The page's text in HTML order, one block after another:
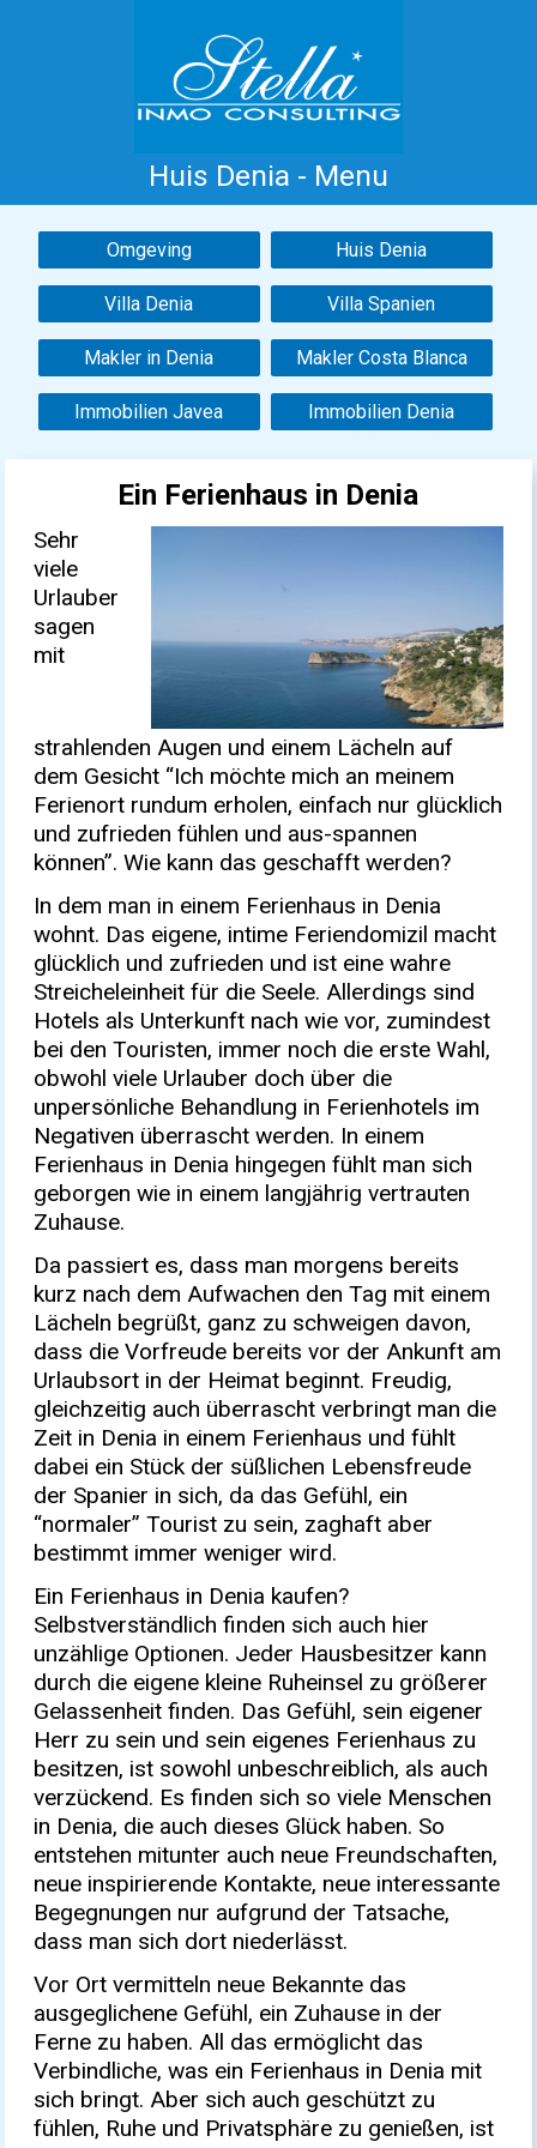
Huis Denia - Menu
Home Costa Blanca Koop Huur
Nieuwbouw Informatie Referenties
Contact
Omgeving Huis Denia
Villa Denia Villa Spanien
Makler in Denia Makler Costa Blanca
Immobilien Javea Immobilien Denia
Ein Ferienhaus in Denia
Sehr
viele
Urlauber
sagen
mit
strahlenden Augen und einem Lächeln auf
dem Gesicht “Ich möchte mich an meinem
Ferienort rundum erholen, einfach nur glücklich
und zufrieden fühlen und aus-spannen
können”. Wie kann das geschafft werden?
In dem man in einem Ferienhaus in Denia
wohnt. Das eigene, intime Feriendomizil macht
glücklich und zufrieden und ist eine wahre
Streicheleinheit für die Seele. Allerdings sind
Hotels als Unterkunft nach wie vor, zumindest
bei den Touristen, immer noch die erste Wahl,
obwohl viele Urlauber doch über die
unpersönliche Behandlung in Ferienhotels im
Negativen überrascht werden. In einem
Ferienhaus in Denia hingegen fühlt man sich
geborgen wie in einem langjährig vertrauten
Zuhause.
Da passiert es, dass man morgens bereits
kurz nach dem Aufwachen den Tag mit einem
Lächeln begrüßt, ganz zu schweigen davon,
dass die Vorfreude bereits vor der Ankunft am
Urlaubsort in der Heimat beginnt. Freudig,
gleichzeitig auch überrascht verbringt man die
Zeit in Denia in einem Ferienhaus und fühlt
dabei ein Stück der süßlichen Lebensfreude
der Spanier in sich, da das Gefühl, ein
“normaler” Tourist zu sein, zaghaft aber
bestimmt immer weniger wird.
Ein Ferienhaus in Denia kaufen?
Selbstverständlich finden sich auch hier
unzählige Optionen. Jeder Hausbesitzer kann
durch die eigene kleine Ruheinsel zu größerer
Gelassenheit finden. Das Gefühl, sein eigener
Herr zu sein und sein eigenes Ferienhaus zu
besitzen, ist sowohl unbeschreiblich, als auch
verzückend. Es finden sich so viele Menschen
in Denia, die auch dieses Glück haben. So
entstehen mitunter auch neue Freundschaften,
neue inspirierende Kontakte, neue interessante
Begegnungen nur aufgrund der Tatsache,
dass man sich dort niederlässt.
Vor Ort vermitteln neue Bekannte das
ausgeglichene Gefühl, ein Zuhause in der
Ferne zu haben. All das ermöglicht das
Verbindliche, was ein Ferienhaus in Denia mit
sich bringt. Aber sich auch geschützt zu
fühlen, Ruhe und Privatsphäre zu genießen, ist